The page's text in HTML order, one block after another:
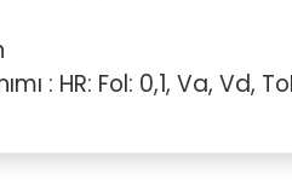
: HR: Fol: 0,1, Va, Vd,